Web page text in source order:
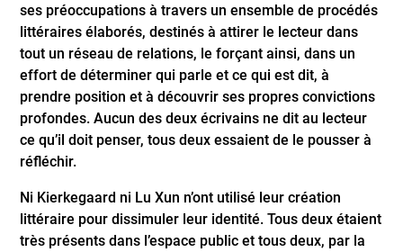
ses préoccupations à travers un ensemble de procédés
littéraires élaborés, destinés à attirer le lecteur dans
tout un réseau de relations, le forçant ainsi, dans un
effort de déterminer qui parle et ce qui est dit, à
prendre position et à découvrir ses propres convictions
profondes. Aucun des deux écrivains ne dit au lecteur
ce qu’il doit penser, tous deux essaient de le pousser à
réfléchir.
Ni Kierkegaard ni Lu Xun n’ont utilisé leur création
littéraire pour dissimuler leur identité. Tous deux étaient
très présents dans l’espace public et tous deux, par la